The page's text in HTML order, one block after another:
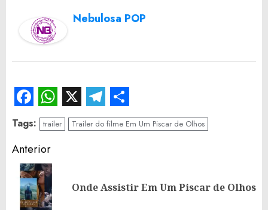
Nebulosa POP
Facebook
WhatsApp
X Telegram
Share
Tags: trailer Trailer do filme Em Um Piscar de Olhos
Continue
Reading
Anterior
Onde Assistir Em Um Piscar de Olhos